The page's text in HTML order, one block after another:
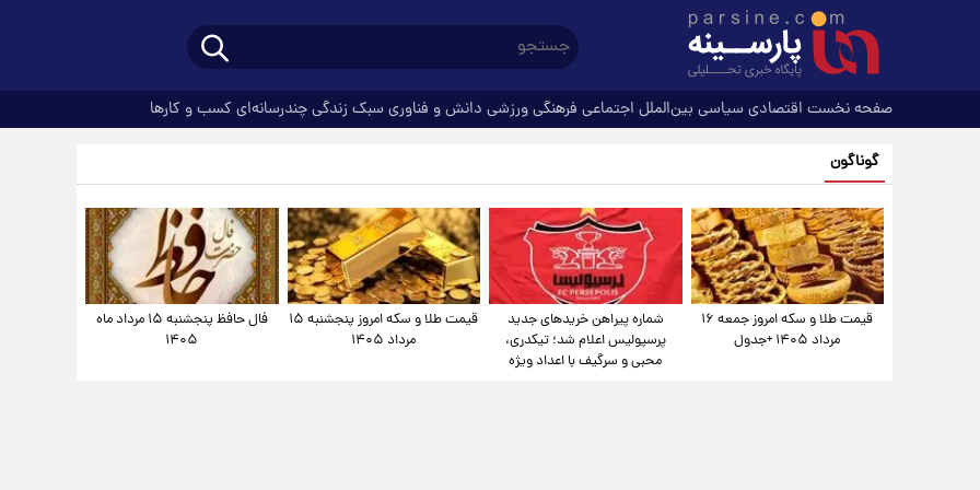
صفحه نخست اقتصادی سیاسی بین‌الملل اجتماعی فرهنگیورزشی دانش و فناوری سبک زندگیچندرسانه‌ای کسب و کارها
گوناگون
قیمت طلا و سکه امروز جمعه ۱۶
مرداد ۱۴۰۵ +جدول
شماره پیراهن خریدهای جدید
پرسپولیس اعلام شد؛ تیکدری،
محبی و سرگیف با اعداد ویژه
قیمت طلا و سکه امروز پنجشنبه ۱۵
مرداد ۱۴۰۵
فال حافظ پنجشنبه ۱۵ مرداد ماه
۱۴۰۵